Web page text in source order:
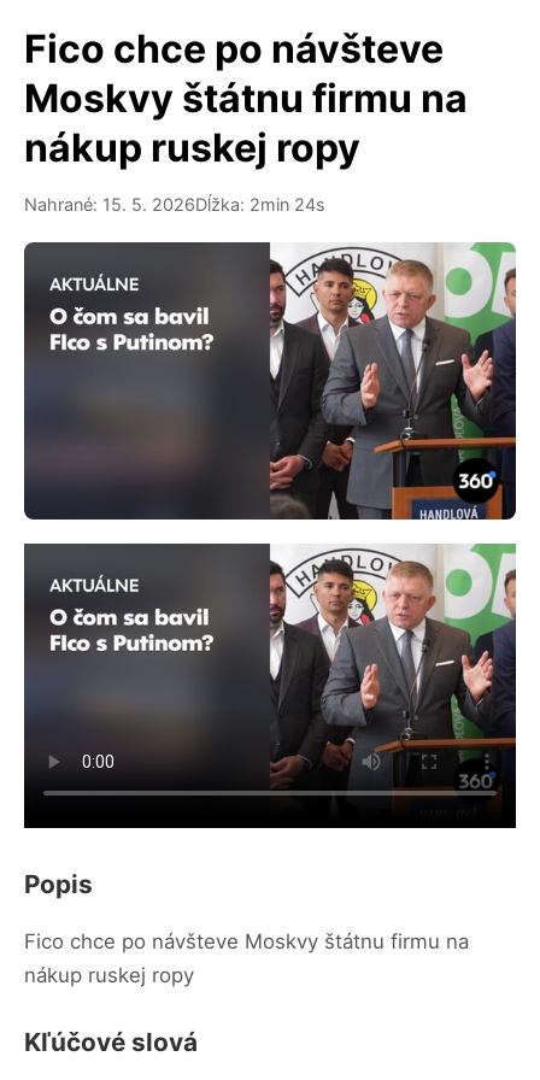
Fico chce po návšteve
Moskvy štátnu firmu na
nákup ruskej ropy
Nahrané: 15. 5. 2026Dĺžka: 2min 24s
Popis
Fico chce po návšteve Moskvy štátnu firmu na
nákup ruskej ropy
Kľúčové slová